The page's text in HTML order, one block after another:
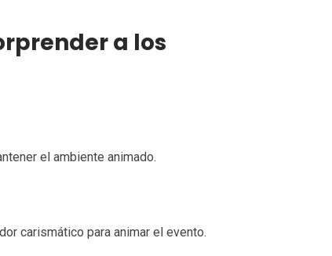
a los
el ambiente animado.
carismático para animar el evento.